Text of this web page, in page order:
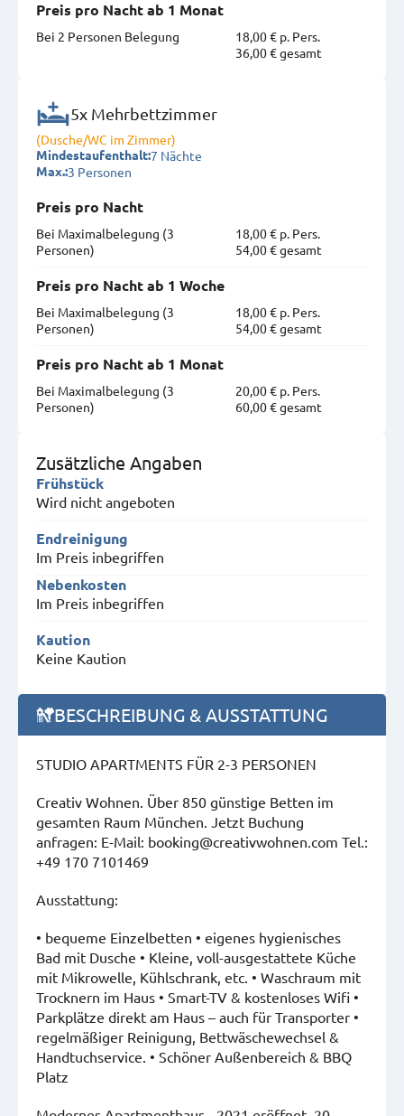
Preis pro Nacht ab 1 Monat
Bei 2 Personen Belegung
18,00 € p. Pers.
36,00 € gesamt
5x Mehrbettzimmer
(Dusche/WC im Zimmer)
Mindestaufenthalt:7 Nächte
Max.:3 Personen
Preis pro Nacht
Bei Maximal­belegung (3
Personen)
18,00 € p. Pers.
54,00 € gesamt
Preis pro Nacht ab 1 Woche
Bei Maximal­belegung (3
Personen)
18,00 € p. Pers.
54,00 € gesamt
Preis pro Nacht ab 1 Monat
Bei Maximal­belegung (3
Personen)
20,00 € p. Pers.
60,00 € gesamt
Zusätzliche Angaben
Frühstück
Wird nicht angeboten
Endreinigung
Im Preis inbegriffen
Nebenkosten
Im Preis inbegriffen
Kaution
Keine Kaution
BESCHREIBUNG & AUSSTATTUNG
STUDIO APARTMENTS FÜR 2-3 PERSONEN
Creativ Wohnen. Über 850 günstige Betten im
gesamten Raum München. Jetzt Buchung
anfragen: E-Mail: booking@creativwohnen.com Tel.:
+49 170 7101469
Ausstattung:
• bequeme Einzelbetten • eigenes hygienisches
Bad mit Dusche • Kleine, voll-ausgestattete Küche
mit Mikrowelle, Kühlschrank, etc. • Waschraum mit
Trocknern im Haus • Smart-TV & kostenloses Wifi •
Parkplätze direkt am Haus – auch für Transporter •
regelmäßiger Reinigung, Bettwäschewechsel &
Handtuchservice. • Schöner Außenbereich & BBQ
Platz